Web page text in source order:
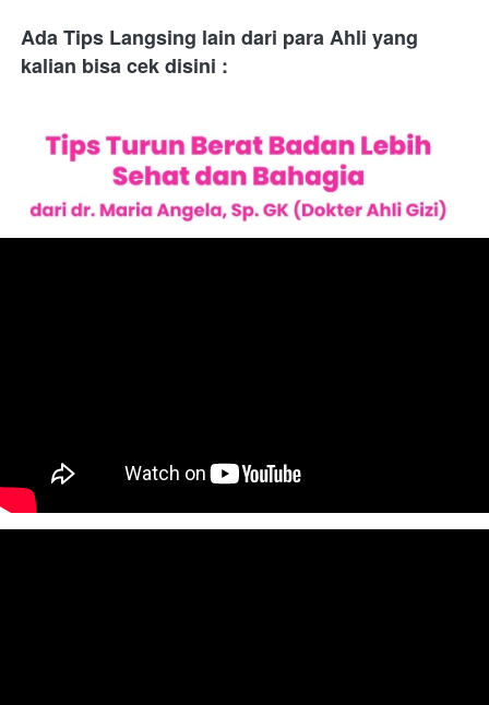
Ada Tips Langsing lain dari para Ahli yang
kalian bisa cek disini :